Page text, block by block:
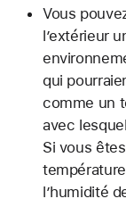
Vous
l’extérieur
qui
comme un
avec
Si vous
l’humidité